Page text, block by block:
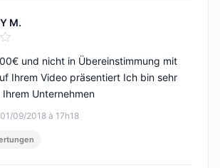
M.
von 5
09/2018 à 17h18
und nicht in Übereinstimmung mit
Ihrem Video präsentiert Ich bin sehr
Unternehmen